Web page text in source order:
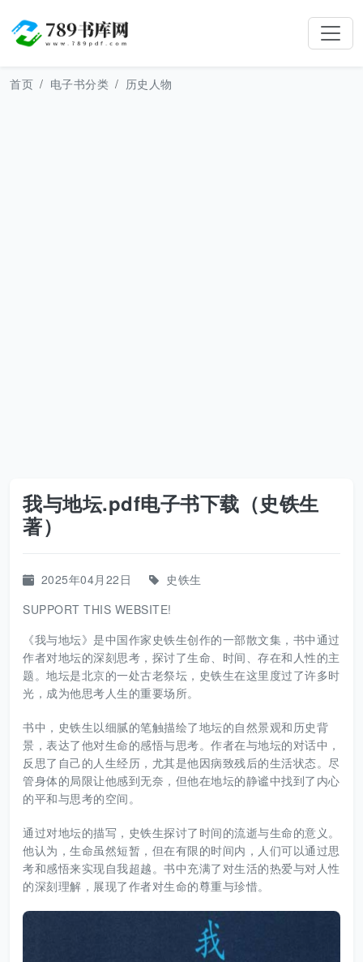
首页 电子书分类 历史人物
我与地坛.pdf电子书下载（史铁生
著）
2025年04月22日
史铁生
SUPPORT THIS WEBSITE!
《我与地坛》是中国作家史铁生创作的一部散文集，书中通过
作者对地坛的深刻思考，探讨了生命、时间、存在和人性的主
题。地坛是北京的一处古老祭坛，史铁生在这里度过了许多时
光，成为他思考人生的重要场所。
书中，史铁生以细腻的笔触描绘了地坛的自然景观和历史背
景，表达了他对生命的感悟与思考。作者在与地坛的对话中，
反思了自己的人生经历，尤其是他因病致残后的生活状态。尽
管身体的局限让他感到无奈，但他在地坛的静谧中找到了内心
的平和与思考的空间。
通过对地坛的描写，史铁生探讨了时间的流逝与生命的意义。
他认为，生命虽然短暂，但在有限的时间内，人们可以通过思
考和感悟来实现自我超越。书中充满了对生活的热爱与对人性
的深刻理解，展现了作者对生命的尊重与珍惜。